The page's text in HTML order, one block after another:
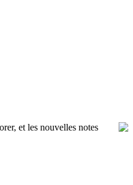
et les nouvelles notes